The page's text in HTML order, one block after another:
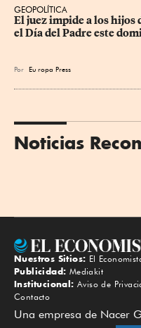
GEOPOLÍTICA
El juez impide a los hijos
el Día del Padre este
Por Eu ropa Press
Noticias
Nuestros Sitios: El
Publicidad: Mediakit
Institucional: Aviso de
Contacto
Una empresa de Nacer